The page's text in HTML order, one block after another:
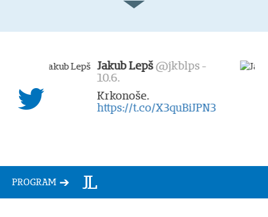
Jakub Lepš@jkblps -
10.5.
Globalizace podle
maďarských aerolinek
twitter.com/i/web/status/1…
PROGRAM